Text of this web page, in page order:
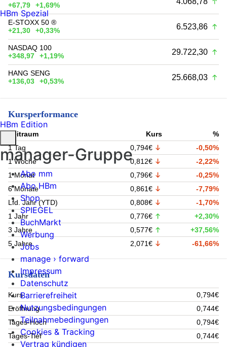
+67,79
+1,69%
E-STOXX 50 ®
+21,30
+0,33% 6.523,86
NASDAQ 100
+348,97
+1,19% 29.722,30
HANG SENG
+136,03
+0,53% 25.668,03
Kursperformance
Zeitraum Kurs
%
1 Tag
0,794€
-0,50%
1 Woche
0,812€
-2,22%
1 Monat
0,796€
-0,25%
6 Monate
0,861€
-7,79%
Lfd. Jahr (YTD)
0,808€
-1,70%
1 Jahr
0,776€
+2,30%
3 Jahre
0,577€
+37,56%
5 Jahre
2,071€ -61,66%
Kursdaten
Kurs
0,794€
Eröffnung
0,744€
Tages-Hoch
0,794€
Tages-Tief
0,744€
HBm Spezial
HBm Edition
manager-Gruppe
Abo mm
Abo HBm
Shop
SPIEGEL
BuchMarkt
Werbung
Jobs
manage › forward
Impressum
Datenschutz
Barrierefreiheit
Nutzungsbedingungen
Teilnahmebedingungen
Cookies & Tracking
Vertrag kündigen